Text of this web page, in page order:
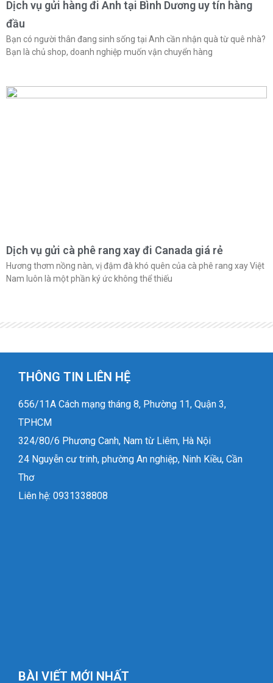
Dịch vụ gửi hàng đi Anh tại Bình Dương uy tín hàng
đầu
Bạn có người thân đang sinh sống tại Anh cần nhận quà từ quê nhà?
Bạn là chủ shop, doanh nghiệp muốn vận chuyển hàng
Dịch vụ gửi cà phê rang xay đi Canada giá rẻ
Hương thơm nồng nàn, vị đậm đà khó quên của cà phê rang xay Việt
Nam luôn là một phần ký ức không thể thiếu
THÔNG TIN LIÊN HỆ
656/11A Cách mạng tháng 8, Phường 11, Quận 3,
TPHCM
324/80/6 Phương Canh, Nam từ Liêm, Hà Nội
24 Nguyễn cư trinh, phường An nghiệp, Ninh Kiều, Cần
Thơ
Liên hệ: 0931338808
BÀI VIẾT MỚI NHẤT